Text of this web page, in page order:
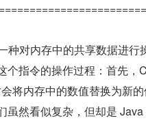
种对内存中的共享数据进
个指令的操作过程：首先
将内存中的数值替换为新
虽然看似复杂，但却是